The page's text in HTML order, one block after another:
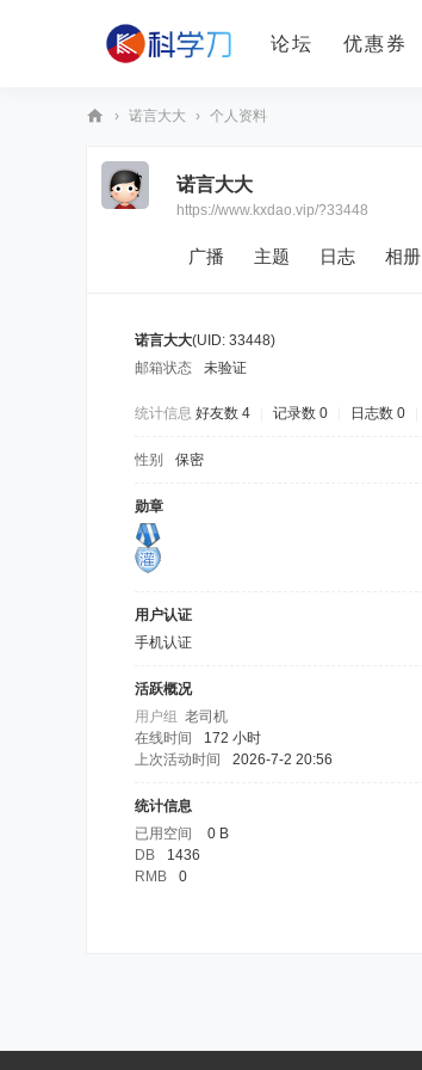
论坛 优惠券
› 诺言大大 › 个人资料
诺言大大
https://www.kxdao.vip/?33448
广播 主题 日志 相册
诺言大大(UID: 33448)
邮箱状态
未验证
统计信息 好友数 4 记录数 0 日志数 0
性别 保密
勋章
用户认证
手机认证
活跃概况
用户组 老司机
在线时间
172 小时
上次活动时间
2026-7-2 20:56
统计信息
已用空间
0 B
DB
1436
RMB
0